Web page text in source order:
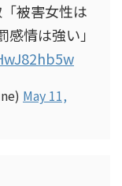
被害女性は
情は強い」
May 11,